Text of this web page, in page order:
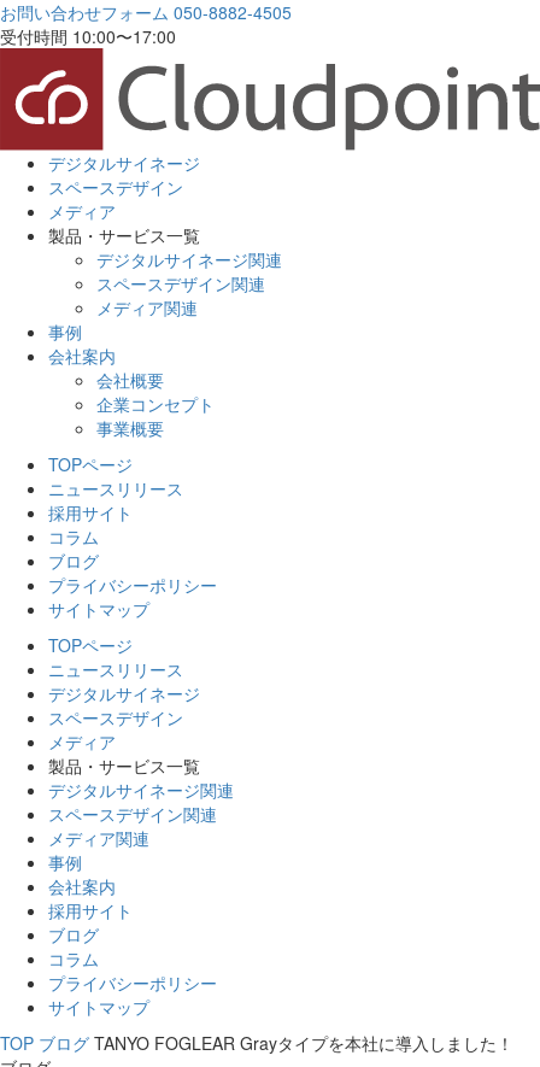
お問い合わせフォーム 050-8882-4505
受付時間 10:00〜17:00
デジタルサイネージ
スペースデザイン
メディア
製品・サービス一覧
デジタルサイネージ関連
スペースデザイン関連
メディア関連
事例
会社案内
会社概要
企業コンセプト
事業概要
TOPページ
ニュースリリース
採用サイト
コラム
ブログ
プライバシーポリシー
サイトマップ
TOPページ
ニュースリリース
デジタルサイネージ
スペースデザイン
メディア
製品・サービス一覧
デジタルサイネージ関連
スペースデザイン関連
メディア関連
事例
会社案内
採用サイト
ブログ
コラム
プライバシーポリシー
サイトマップ
TOP ブログ TANYO FOGLEAR Grayタイプを本社に導入しました！